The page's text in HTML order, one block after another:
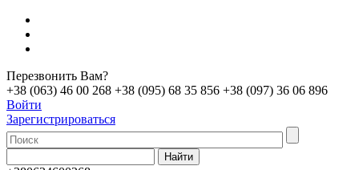
Перезвонить Вам?
+38 (063) 46 00 268 +38 (095) 68 35 856 +38 (097) 36 06 896
Войти
Зарегистрироваться